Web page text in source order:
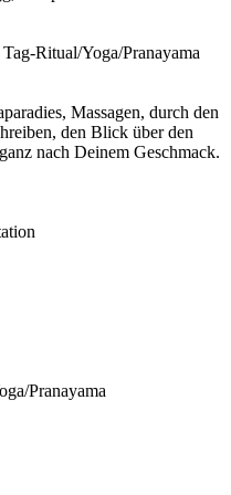
Ritual/Yoga/Pranayama
Massagen, durch den
den Blick über den
nach Deinem Geschmack.
Pranayama